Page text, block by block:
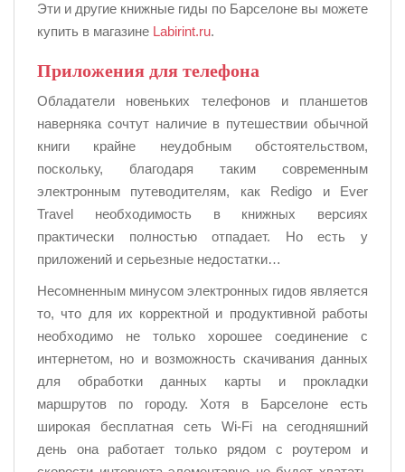
Эти и другие книжные гиды по Барселоне вы можете
купить в магазине Labirint.ru.
Приложения для телефона
Обладатели новеньких телефонов и планшетов
наверняка сочтут наличие в путешествии обычной
книги крайне неудобным обстоятельством,
поскольку, благодаря таким современным
электронным путеводителям, как Redigo и Ever
Travel необходимость в книжных версиях
практически полностью отпадает. Но есть у
приложений и серьезные недостатки…
Несомненным минусом электронных гидов является
то, что для их корректной и продуктивной работы
необходимо не только хорошее соединение с
интернетом, но и возможность скачивания данных
для обработки данных карты и прокладки
маршрутов по городу. Хотя в Барселоне есть
широкая бесплатная сеть Wi-Fi на сегодняшний
день она работает только рядом с роутером и